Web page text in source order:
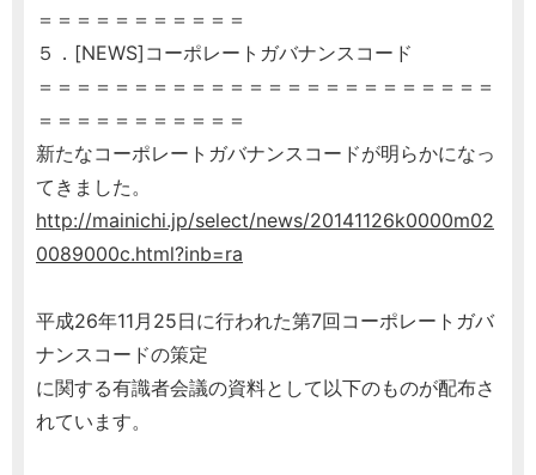
＝＝＝＝＝＝＝＝＝＝＝
５．[NEWS]コーポレートガバナンスコード
＝＝＝＝＝＝＝＝＝＝＝＝＝＝＝＝＝＝＝＝＝＝＝＝
＝＝＝＝＝＝＝＝＝＝＝
新たなコーポレートガバナンスコードが明らかになっ
てきました。
http://mainichi.jp/select/news/20141126k0000m02
0089000c.html?inb=ra
平成26年11月25日に行われた第7回コーポレートガバ
ナンスコードの策定
に関する有識者会議の資料として以下のものが配布さ
れています。